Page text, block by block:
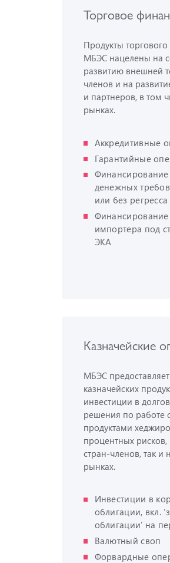
Торговое
Продукты
МБЭС нацелены на
развитию внешней
членов и на
и партнеров, в том
рынках.
Аккредитивные
Гарантийные
Финансирование
денежных
или без
Финансирование
импортера под
ЭКА
Казначейские
МБЭС
казначейских
инвестиции в
решения по работе
продуктами
процентных рисков,
стран-членов, так и
рынках.
Инвестиции в
облигации, вкл.
облигации’ на
Валютный своп
Форвардные